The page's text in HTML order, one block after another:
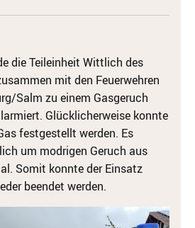
die Teileinheit Wittlich des
mit den Feuerwehren
Salm zu einem Gasgeruch
Glücklicherweise konnte
festgestellt werden. Es
um modrigen Geruch aus
Somit konnte der Einsatz
beendet werden.